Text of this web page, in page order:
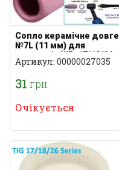
Сопло керамічне довге
№7L (11 мм) для
пальників WP-17/18/26
Артикул: 00000027035
31 грн
Очікується